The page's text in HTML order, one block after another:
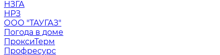
НЗГА
НРЗ
ООО "ТАУГАЗ"
Погода в доме
ПроксиТерм
Профресурс